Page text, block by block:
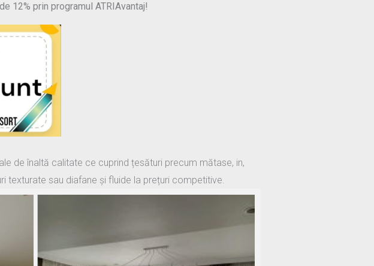
12% prin programul ATRIAvantaj!
de înaltă calitate ce cuprind țesături precum mătase, in,
texturate sau diafane și fluide la prețuri competitive.